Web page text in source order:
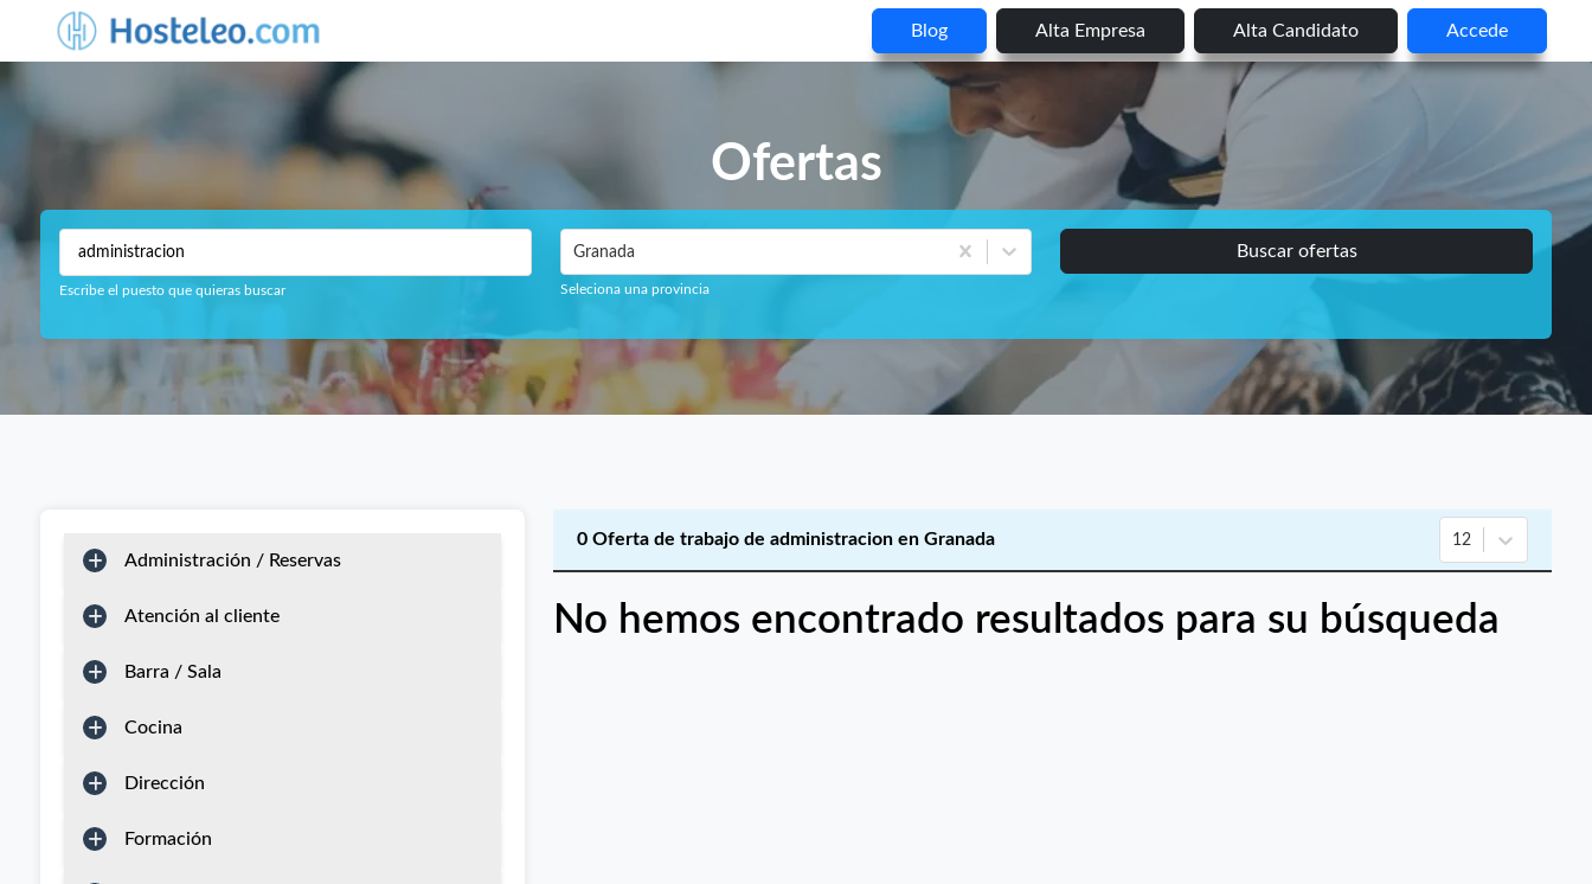
Blog Alta Empresa Alta Candidato Accede
Ofertas
Escribe el puesto que quieras buscar
Granada
Seleciona una provincia
Buscar ofertas
Administración / Reservas
Atención al cliente
Barra / Sala
Cocina
Dirección
Formación
0 Oferta de trabajo de administracion en Granada 12
No hemos encontrado resultados para su búsqueda